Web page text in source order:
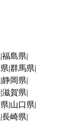
福島県
群馬県
静岡県
滋賀県
山口県
長崎県